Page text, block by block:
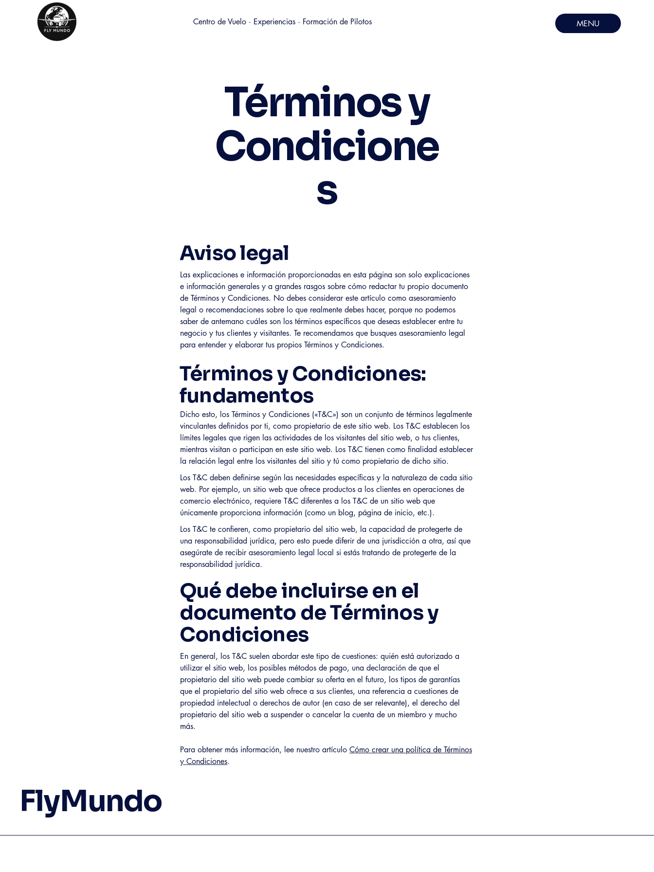
Centro de Vuelo · Experiencias · Formación de Pilotos MENU
Términos y
Condicione
s
Aviso legal
Las explicaciones e información proporcionadas en esta página son solo explicaciones
e información generales y a grandes rasgos sobre cómo redactar tu propio documento
de Términos y Condiciones. No debes considerar este artículo como asesoramiento
legal o recomendaciones sobre lo que realmente debes hacer, porque no podemos
saber de antemano cuáles son los términos específicos que deseas establecer entre tu
negocio y tus clientes y visitantes. Te recomendamos que busques asesoramiento legal
para entender y elaborar tus propios Términos y Condiciones.
Términos y Condiciones:
fundamentos
Dicho esto, los Términos y Condiciones («T&C») son un conjunto de términos legalmente
vinculantes definidos por ti, como propietario de este sitio web. Los T&C establecen los
límites legales que rigen las actividades de los visitantes del sitio web, o tus clientes,
mientras visitan o participan en este sitio web. Los T&C tienen como finalidad establecer
la relación legal entre los visitantes del sitio y tú como propietario de dicho sitio.
Los T&C deben definirse según las necesidades específicas y la naturaleza de cada sitio
web. Por ejemplo, un sitio web que ofrece productos a los clientes en operaciones de
comercio electrónico, requiere T&C diferentes a los T&C de un sitio web que
únicamente proporciona información (como un blog, página de inicio, etc.).
Los T&C te confieren, como propietario del sitio web, la capacidad de protegerte de
una responsabilidad jurídica, pero esto puede diferir de una jurisdicción a otra, así que
asegúrate de recibir asesoramiento legal local si estás tratando de protegerte de la
responsabilidad jurídica.
Qué debe incluirse en el
documento de Términos y
Condiciones
En general, los T&C suelen abordar este tipo de cuestiones: quién está autorizado a
utilizar el sitio web, los posibles métodos de pago, una declaración de que el
propietario del sitio web puede cambiar su oferta en el futuro, los tipos de garantías
que el propietario del sitio web ofrece a sus clientes, una referencia a cuestiones de
propiedad intelectual o derechos de autor (en caso de ser relevante), el derecho del
propietario del sitio web a suspender o cancelar la cuenta de un miembro y mucho
más.
Para obtener más información, lee nuestro artículo Cómo crear una política de Términos
y Condiciones.
FlyMundo